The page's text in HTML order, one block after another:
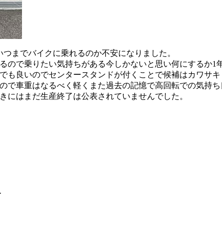
までバイクに乗れるのか不安になりました。
ので乗りたい気持ちがある今しかないと思い何にするか1
も良いのでセンタースタンドが付くことで候補はカワサキ
で車重はなるべく軽くまた過去の記憶で高回転での気持
にはまだ生産終了は公表されていませんでした。